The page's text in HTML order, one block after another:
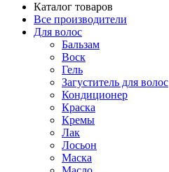
Каталог товаров
Все производители
Для волос
Бальзам
Воск
Гель
Загуститель для волос
Кондиционер
Краска
Кремы
Лак
Лосьон
Маска